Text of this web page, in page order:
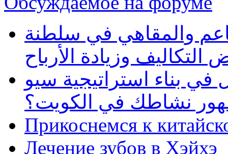
والمقاهي في سلطنة
وزيادة الأرباح
بناء استراتيجية سيو
نشاطك في الكويت؟
Прикоснемся к
Лечение зубов в Хэйхэ